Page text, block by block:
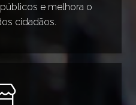
e melhora o
cidadãos.